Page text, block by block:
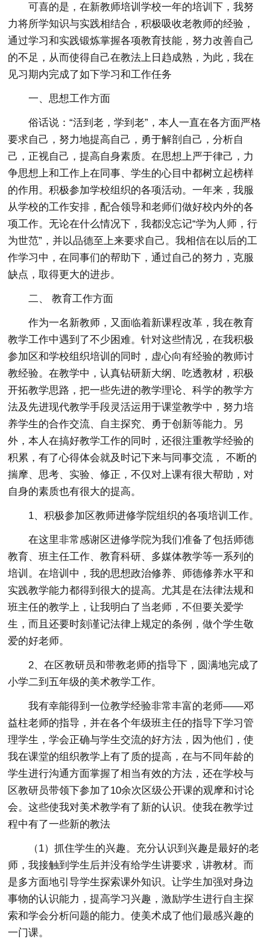
可喜的是，在新教师培训学校一年的培训下，我努
力将所学知识与实践相结合，积极吸收老教师的经验，
通过学习和实践锻炼掌握各项教育技能，努力改善自己
的不足，从而使得自己在教法上日趋成熟，为此，我在
见习期内完成了如下学习和工作任务
一、思想工作方面
俗话说：“活到老，学到老”，本人一直在各方面严格
要求自己，努力地提高自己，勇于解剖自己，分析自
己，正视自己，提高自身素质。在思想上严于律己，力
争思想上和工作上在同事、学生的心目中都树立起榜样
的作用。积极参加学校组织的各项活动。一年来，我服
从学校的工作安排，配合领导和老师们做好校内外的各
项工作。无论在什么情况下，我都没忘记“学为人师，行
为世范”，并以品德至上来要求自己。我相信在以后的工
作学习中，在同事们的帮助下，通过自己的努力，克服
缺点，取得更大的进步。
二、 教育工作方面
作为一名新教师，又面临着新课程改革，我在教育
教学工作中遇到了不少困难。针对这些情况，在我积极
参加区和学校组织培训的同时，虚心向有经验的教师讨
教经验。在教学中，认真钻研新大纲、吃透教材，积极
开拓教学思路，把一些先进的教学理论、科学的教学方
法及先进现代教学手段灵活运用于课堂教学中，努力培
养学生的合作交流、自主探究、勇于创新等能力。另
外，本人在搞好教学工作的同时，还很注重教学经验的
积累，有了心得体会就及时记下来与同事交流， 不断的
揣摩、思考、实验、修正，不仅对上课有很大帮助，对
自身的素质也有很大的提高。
1、积极参加区教师进修学院组织的各项培训工作。
在这里非常感谢区进修学院为我们准备了包括师德
教育、班主任工作、教育科研、多媒体教学等一系列的
培训。在培训中，我的思想政治修养、师德修养水平和
实践教学能力都得到很大的提高。尤其是在法律法规和
班主任的教学上，让我明白了当老师，不但要关爱学
生，而且还要时刻谨记法律上规定的条例，做个学生敬
爱的好老师。
2、在区教研员和带教老师的指导下，圆满地完成了
小学二到五年级的美术教学工作。
我有幸能得到一位教学经验非常丰富的老师——邓
益柱老师的指导，并在各个年级班主任的指导下学习管
理学生，学会正确与学生交流的好方法，因为他们，使
我在课堂的组织教学上有了质的提高，在与不同年龄的
学生进行沟通方面掌握了相当有效的方法，还在学校与
区教研员带领下参加了10余次区级公开课的观摩和讨论
会。这些使我对美术教学有了新的认识。使我在教学过
程中有了一些新的教法
（1）抓住学生的兴趣。充分认识到兴趣是最好的老
师，我接触到学生后并没有给学生讲要求，讲教材。而
是多方面地引导学生探索课外知识。让学生加强对身边
事物的认识能力，提高学习兴趣，激励学生进行自主探
索和学会分析问题的能力。使美术成了他们最感兴趣的
一门课。